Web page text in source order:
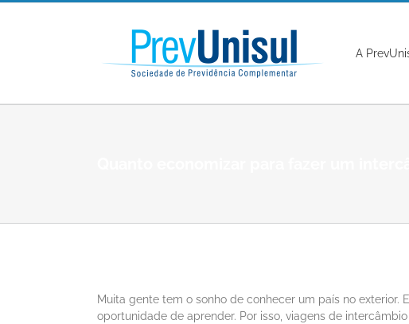
Ir
A
Larger
Muita gente tem o sonho de conhecer um país no exterior.
oportunidade de aprender. Por isso, viagens de